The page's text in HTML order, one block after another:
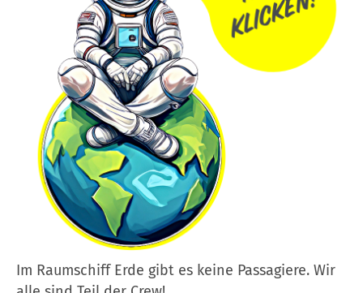
Im Raumschiff Erde gibt es keine Passagiere. Wir